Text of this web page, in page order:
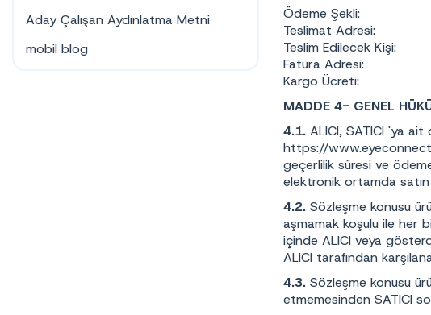
Aday Çalışan Aydınlatma Metni
mobil blog
Ödeme Şekli:
Teslimat Adresi:
Teslim Edilecek Kişi:
Fatura Adresi:
Kargo Ücreti:
MADDE 4- GENEL
4.1. ALICI, SATICI 'ya
https://
geçerlilik süresi ve
elektronik ortamda
4.2. Sözleşme konusu
aşmamak koşulu ile her
içinde ALICI veya
ALICI tarafından
4.3. Sözleşme konusu
etmemesinden SATICI